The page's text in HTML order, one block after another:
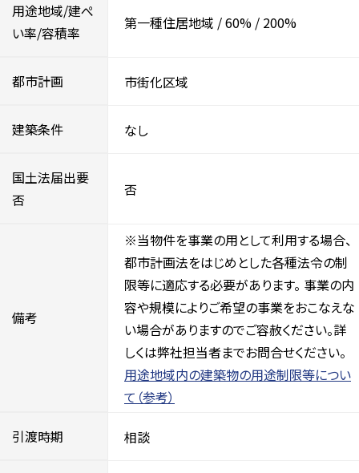
用途地域/建ぺ
い率/容積率
第一種住居地域 /60% / 200%
都市計画 市街化区域
建築条件 なし
国土法届出要
否
否
備考
※当物件を事業の用として利用する場合、
都市計画法をはじめとした各種法令の制
限等に適応する必要があります。 事業の内
容や規模によりご希望の事業をおこなえな
い場合がありますのでご容赦ください。詳
しくは弊社担当者までお問合せください。
用途地域内の建築物の用途制限等につい
て（参考）
引渡時期 相談